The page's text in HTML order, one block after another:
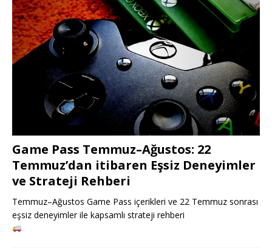
Game Pass Temmuz–Ağustos: 22
Temmuz’dan itibaren Eşsiz Deneyimler
ve Strateji Rehberi
Temmuz–Ağustos Game Pass içerikleri ve 22 Temmuz sonrası
eşsiz deneyimler ile kapsamlı strateji rehberi